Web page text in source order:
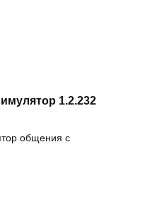
1.2.232
общения с